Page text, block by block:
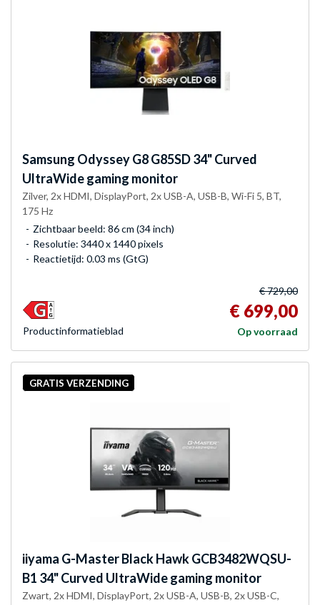
Samsung Odyssey G8 G85SD 34" Curved
UltraWide gaming monitor
Zilver, 2x HDMI, DisplayPort, 2x USB-A, USB-B, Wi-Fi 5, BT,
175 Hz
Zichtbaar beeld: 86 cm (34 inch)
Resolutie: 3440 x 1440 pixels
Reactietijd: 0.03 ms (GtG)
€ 729,00
€ 699,00
Op voorraad
Product­informatieblad
GRATIS VERZENDING
iiyama G-Master Black Hawk GCB3482WQSU-
B1 34" Curved UltraWide gaming monitor
Zwart, 2x HDMI, DisplayPort, 2x USB-A, USB-B, 2x USB-C,